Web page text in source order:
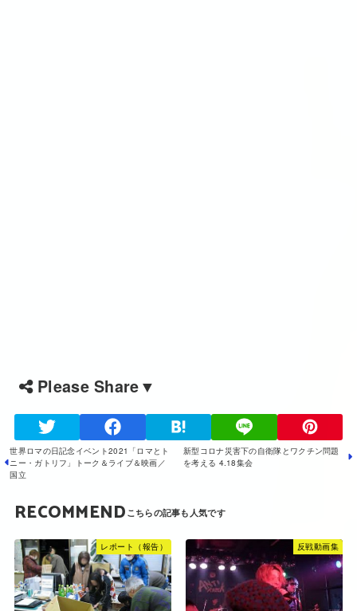
Please Share▼
新型コロナ災害下の自衛隊とワクチン問題
を考える 4.18集会
世界ロマの日記念イベント2021「ロマとト
ニー・ガトリフ」トーク＆ライブ＆映画／
国立
RECOMMEND
レポート（報告） 反戦動画集